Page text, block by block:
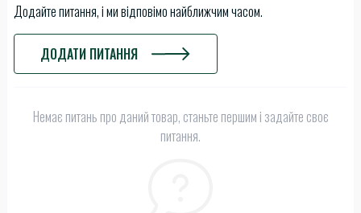
Додайте питання, і ми відповімо найближчим часом.
ДОДАТИ ПИТАННЯ
Немає питань про даний товар, станьте першим і задайте своє
питання.